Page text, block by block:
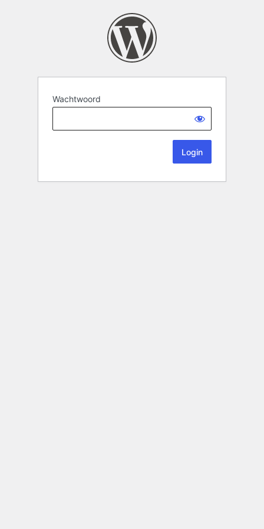
Wachtwoord